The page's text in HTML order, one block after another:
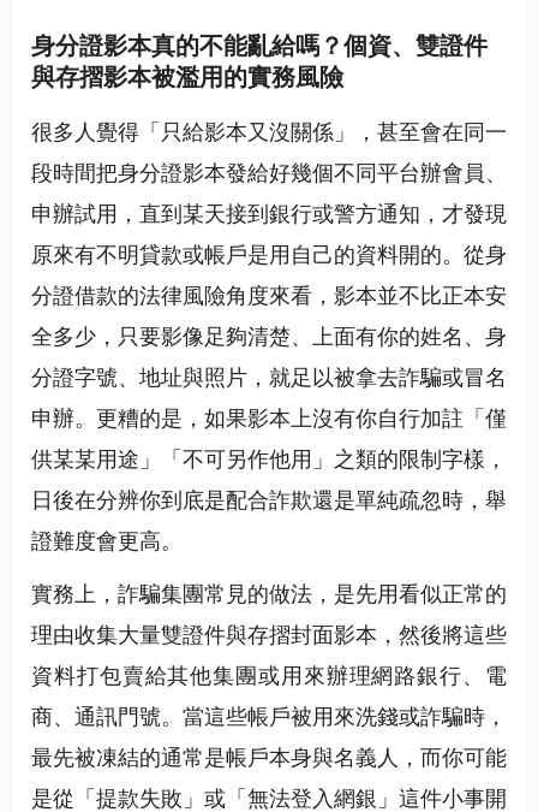
身分證影本真的不能亂給嗎？個資、雙證件
與存摺影本被濫用的實務風險
很多人覺得「只給影本又沒關係」，甚至會在同一
段時間把身分證影本發給好幾個不同平台辦會員、
申辦試用，直到某天接到銀行或警方通知，才發現
原來有不明貸款或帳戶是用自己的資料開的。從身
分證借款的法律風險角度來看，影本並不比正本安
全多少，只要影像足夠清楚、上面有你的姓名、身
分證字號、地址與照片，就足以被拿去詐騙或冒名
申辦。更糟的是，如果影本上沒有你自行加註「僅
供某某用途」「不可另作他用」之類的限制字樣，
日後在分辨你到底是配合詐欺還是單純疏忽時，舉
證難度會更高。
實務上，詐騙集團常見的做法，是先用看似正常的
理由收集大量雙證件與存摺封面影本，然後將這些
資料打包賣給其他集團或用來辦理網路銀行、電
商、通訊門號。當這些帳戶被用來洗錢或詐騙時，
最先被凍結的通常是帳戶本身與名義人，而你可能
是從「提款失敗」或「無法登入網銀」這件小事開